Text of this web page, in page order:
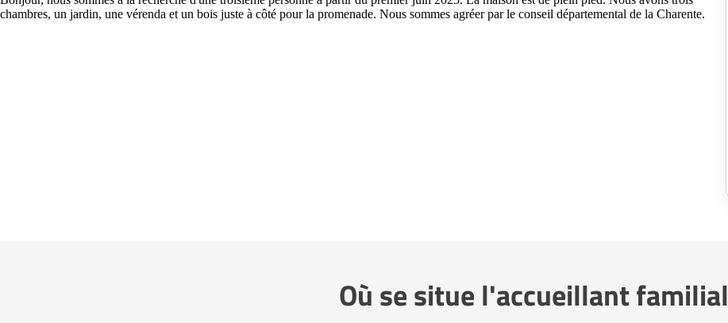
chambres, un jardin, une vérenda et un bois juste à côté pour la promenade. Nous sommes agréer par le conseil départemental de la Charente.
Où se situe l'accueillant familial